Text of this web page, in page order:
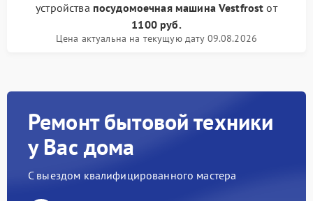
устройства посудомоечная машина Vestfrost от
1100 руб.
Цена актуальна на текущую дату 09.08.2026
Ремонт бытовой техники
у Вас дома
С выездом квалифицированного мастера